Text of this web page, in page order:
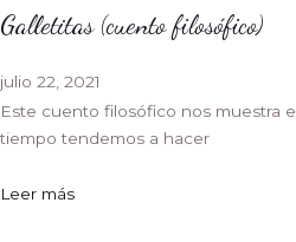
Galletitas (cuento filosófico)
julio 22, 2021
Este cuento filosófico nos muestra
tiempo tendemos a hacer
Leer más